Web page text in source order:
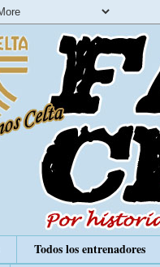
Todos los entrenadores